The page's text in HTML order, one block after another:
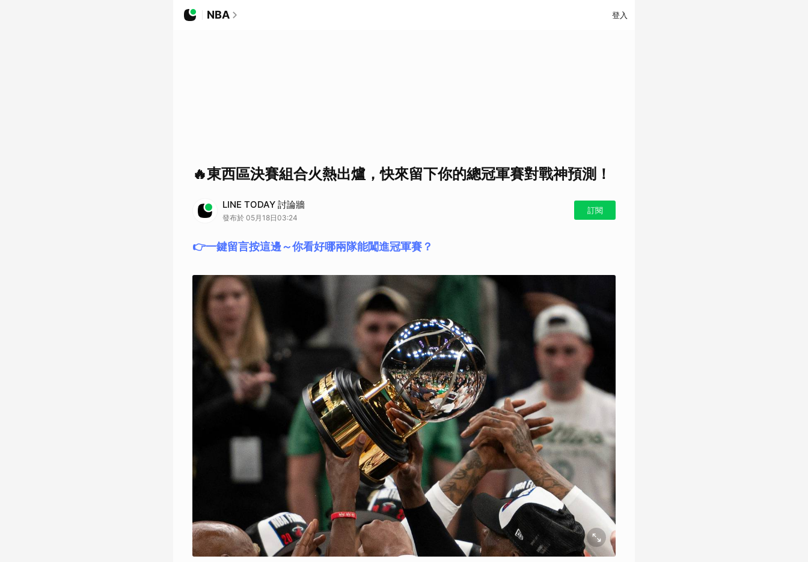
NBA 登入
🔥東西區決賽組合火熱出爐，快來留下你的總冠軍賽對戰神預測！
LINE TODAY 討論牆
發布於 05月18日03:24
訂閱
👉一鍵留言按這邊～你看好哪兩隊能闖進冠軍賽？